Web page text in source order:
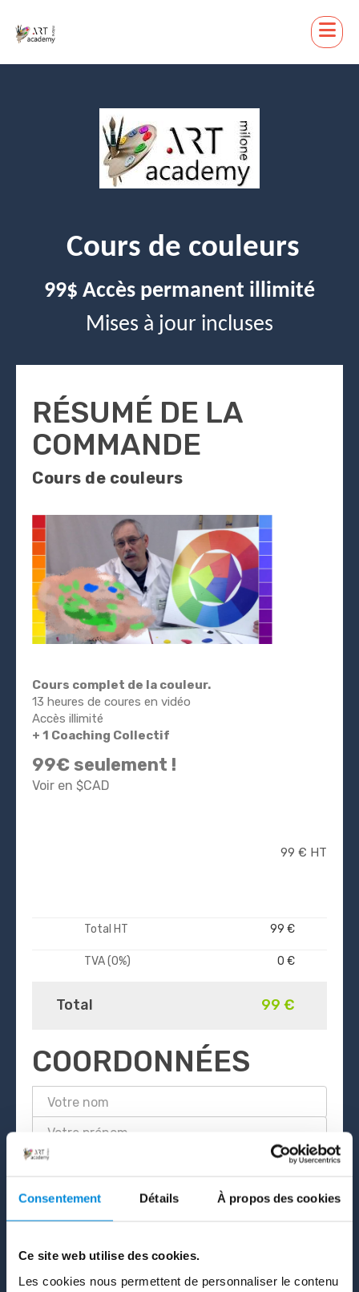
Consentement Détails À propos des cookies
Ce site web utilise des cookies.
Les cookies nous permettent de personnaliser le contenu
Cours de couleurs
99$ Accès permanent illimité
Mises à jour incluses
RÉSUMÉ DE LA
COMMANDE
Cours de couleurs
Cours complet de la couleur.
13 heures de coures en vidéo
Accès illimité
+ 1 Coaching Collectif
99€ seulement !
Voir en $CAD
99 € HT
Total HT 99 €
TVA (0%) 0 €
Total 99 €
COORDONNÉES
France
PAIEMENT